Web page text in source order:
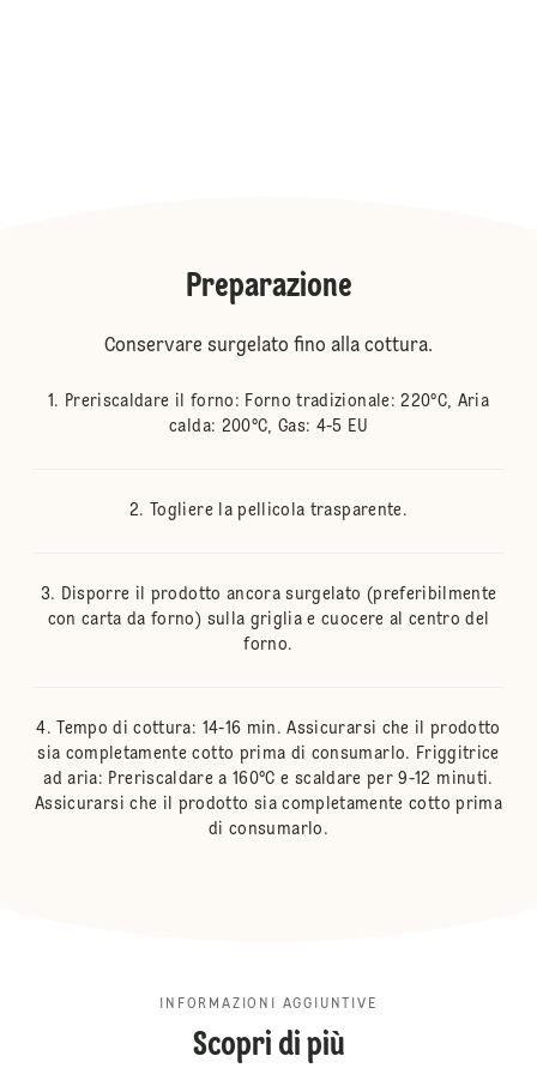
Preparazione
Conservare surgelato fino alla cottura.
Preriscaldare il forno: Forno tradizionale: 220°C, Aria
calda: 200°C, Gas: 4-5 EU
Togliere la pellicola trasparente.
Disporre il prodotto ancora surgelato (preferibilmente
con carta da forno) sulla griglia e cuocere al centro del
forno.
Tempo di cottura: 14-16 min. Assicurarsi che il prodotto
sia completamente cotto prima di consumarlo. Friggitrice
ad aria: Preriscaldare a 160°C e scaldare per 9-12 minuti.
Assicurarsi che il prodotto sia completamente cotto prima
di consumarlo.
INFORMAZIONI AGGIUNTIVE
Scopri di più